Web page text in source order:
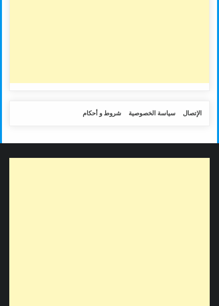
الإتصال سياسة الخصوصية شروط و أحكام